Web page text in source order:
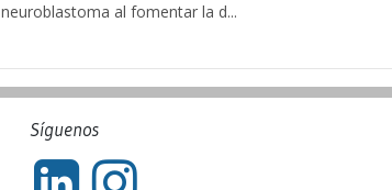
neuroblastoma al fomentar la d...
Síguenos